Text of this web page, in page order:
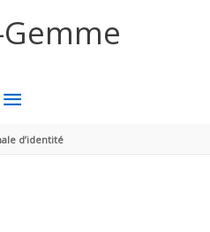
MENU
PRINCIPAL
d’identité